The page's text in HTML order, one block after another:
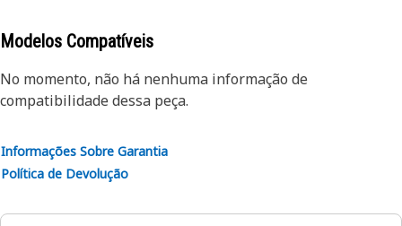
Modelos Compatíveis
No momento, não há nenhuma informação de
compatibilidade dessa peça.
Informações Sobre Garantia
Política de Devolução